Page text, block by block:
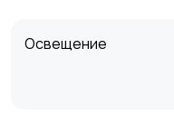
Освещение